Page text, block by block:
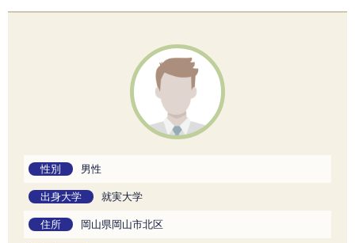
性別 男性
出身大学 就実大学
住所 岡山県岡山市北区